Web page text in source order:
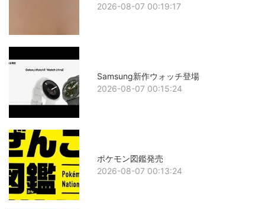
2026-08-07 00:19:17
Samsung新作ウォッチ登場
2026-08-07 00:15:24
ポケモン図鑑発売
2026-08-07 00:13:24